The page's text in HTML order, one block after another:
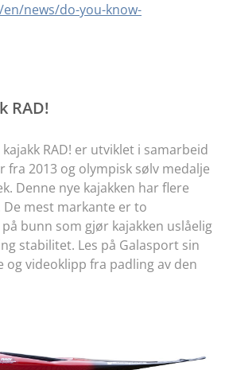
news/do-you-know-
RAD!
RAD! er utviklet i samarbeid
fra 2013 og olympisk sølv medalje
Denne nye kajakken har flere
mest markante er to
bunn som gjør kajakken uslåelig
stabilitet. Les på Galasport sin
og videoklipp fra padling av den